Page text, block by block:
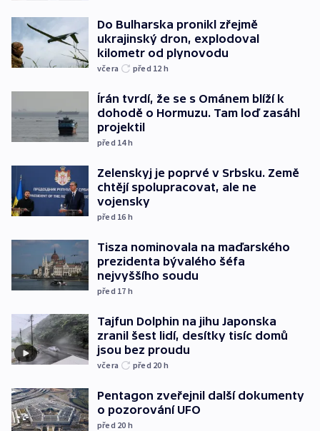
Do Bulharska pronikl zřejmě
ukrajinský dron, explodoval
kilometr od plynovodu
včera před 12 h
Írán tvrdí, že se s Ománem blíží k
dohodě o Hormuzu. Tam loď zasáhl
projektil
před 14h
Zelenskyj je poprvé v Srbsku. Země
chtějí spolupracovat, ale ne
vojensky
před 16 h
Tisza nominovala na maďarského
prezidenta bývalého šéfa
nejvyššího soudu
před 17 h
Tajfun Dolphin na jihu Japonska
zranil šest lidí, desítky tisíc domů
jsou bez proudu
včera před 20 h
Pentagon zveřejnil další dokumenty
o pozorování UFO
před 20 h